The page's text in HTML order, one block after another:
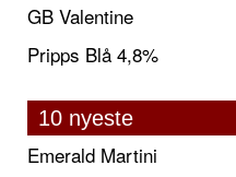
GB Valentine
Pripps Blå 4,8%
10 nyeste
Emerald Martini